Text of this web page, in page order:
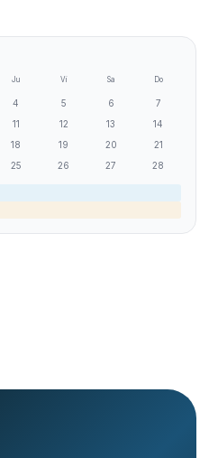
Ju Vi Sa Do
4 5 6
7
11 12 13
14
18 19 20
21
25 26 27 28